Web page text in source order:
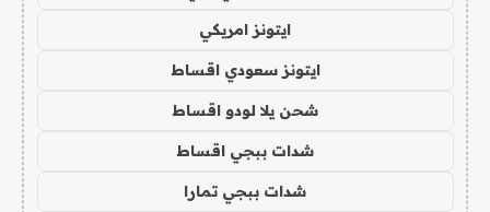
ايتونز امريكي
ايتونز سعودي اقساط
شحن يلا لودو اقساط
شدات ببجي اقساط
شدات ببجي تمارا